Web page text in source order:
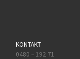
KONTAKT
0480 – 192 71